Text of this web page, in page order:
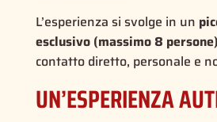
L’esperienza si svolge in un
esclusivo (massimo 8 persone)
contatto diretto, personale e
UN’ESPERIENZA